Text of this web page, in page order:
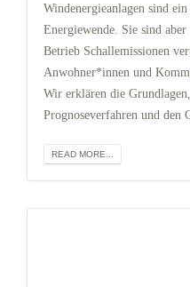
Windenergieanlagen sind
Energiewende. Sie sind
Betrieb Schallemissionen
Anwohner*innen und
Wir erklären die
Prognoseverfahren und den
READ MORE...